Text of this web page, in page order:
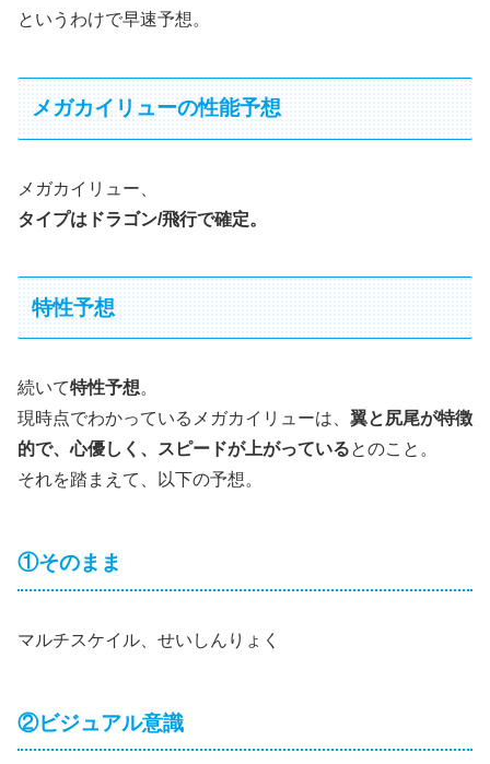
というわけで早速予想。
メガカイリューの性能予想
メガカイリュー、
タイプはドラゴン/飛行で確定。
特性予想
続いて特性予想。
現時点でわかっているメガカイリューは、 翼と尻尾が特徴
的で、心優しく、スピードが上がっているとのこと。
それを踏まえて、以下の予想。
①そのまま
マルチスケイル、せいしんりょく
②ビジュアル意識